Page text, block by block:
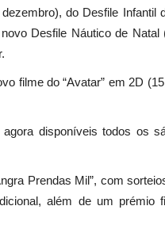
do Desfile Infantil
Desfile Náutico de
filme do “Avatar” em 2D
disponíveis todos os
Prendas Mil”, com
além de um prémio